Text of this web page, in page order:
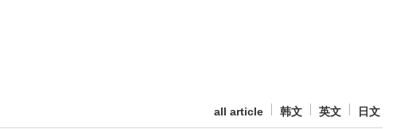
all article 韩文 英文 日文